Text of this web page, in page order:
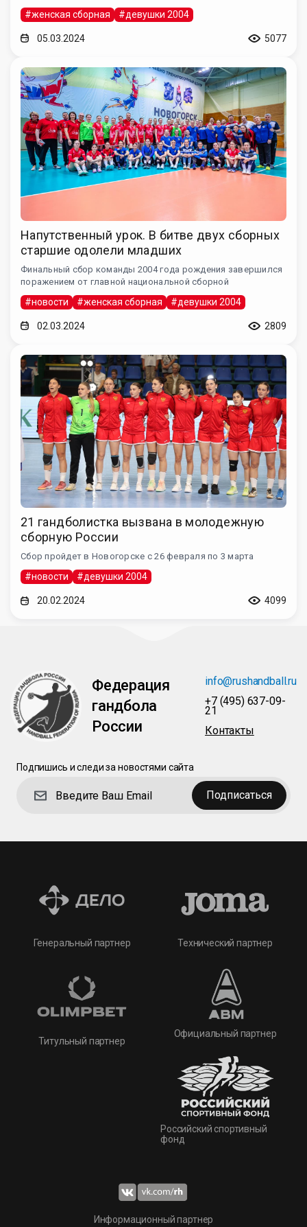
#женская сборная #девушки 2004
05.03.2024 5077
Напутственный урок. В битве двух сборных
старшие одолели младших
Финальный сбор команды 2004 года рождения завершился
поражением от главной национальной сборной
#новости #женская сборная #девушки 2004
02.03.2024 2809
21 гандболистка вызвана в молодежную
сборную России
Сбор пройдет в Новогорске с 26 февраля по 3 марта
#новости #девушки 2004
20.02.2024 4099
Федерация
гандбола
России
info@rushandball.ru
+7 (495) 637-09-
21
Контакты
Подпишись и следи за новостями сайта
Подписаться
Генеральный партнер
Титульный партнер
Технический партнер
Официальный партнер
Российский спортивный
фонд
Информационный партнер